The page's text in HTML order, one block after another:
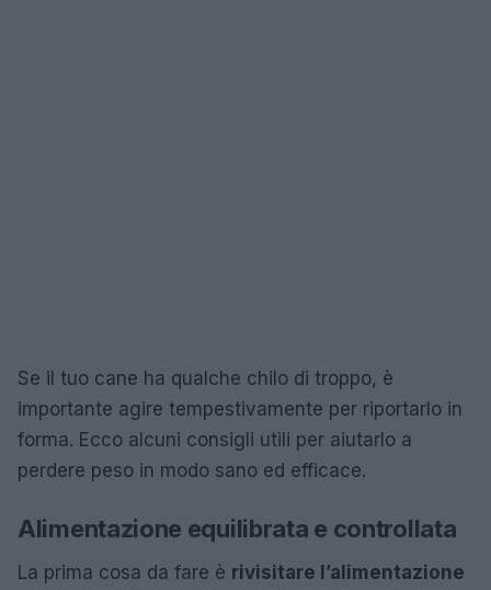
Se il tuo cane ha qualche chilo di troppo, è
importante agire tempestivamente per riportarlo in
forma. Ecco alcuni consigli utili per aiutarlo a
perdere peso in modo sano ed efficace.
Alimentazione equilibrata e controllata
La prima cosa da fare è rivisitare l’alimentazione